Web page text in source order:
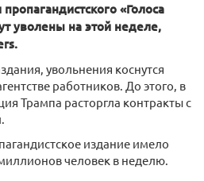
«Голоса
уволены на этой неделе,
увольнения коснутся
работников. До этого, в
Трампа расторгла контракты с
издание имело
человек в неделю.